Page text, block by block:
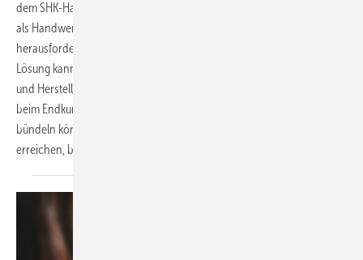
dem SHK-Handwerk Kunden abspenstig zu machen. Meist steht man
als Handwerksbetrieb allein auf weiter Flur in diesen
herausfordernden Zeiten, gerade in puncto Kundenansprache. Eine
Lösung kann kooperatives Marketing sein. Dabei werben Handwerker
und Herstellermarke auf Augenhöhe, für die gemeinsame Sichtbarkeit
beim Endkunden. Wie Marken und SHK-Betriebe ihre Kraft am Markt
bündeln können und mit künstlicher Intelligenz Kunden gezielt
erreichen, beschreibt der